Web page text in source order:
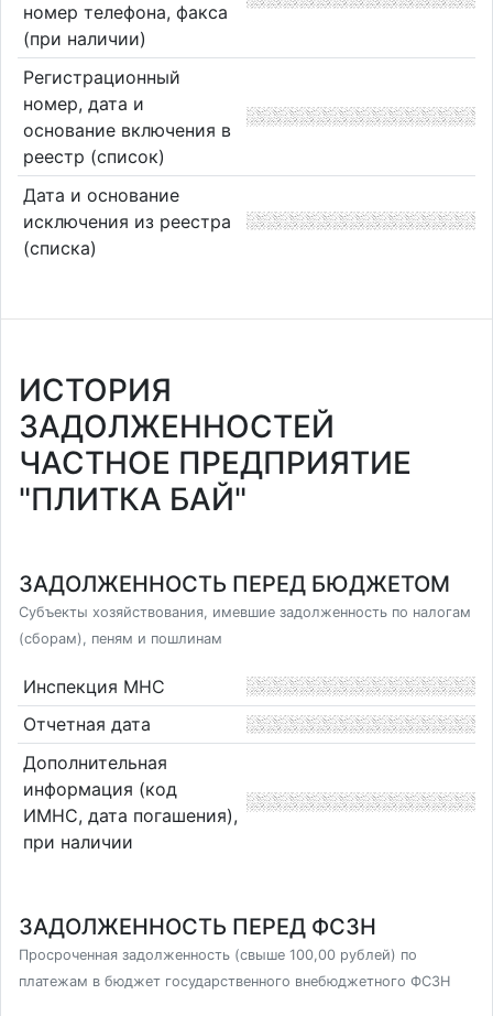
номер телефона, факса
(при наличии)
Регистрационный
номер, дата и
основание включения в
реестр (список)
Дата и основание
исключения из реестра
(списка)
ИСТОРИЯ
ЗАДОЛЖЕННОСТЕЙ
ЧАСТНОЕ ПРЕДПРИЯТИЕ
"ПЛИТКА БАЙ"
ЗАДОЛЖЕННОСТЬ ПЕРЕД БЮДЖЕТОМ
Субъекты хозяйствования, имевшие задолженность по налогам
(сборам), пеням и пошлинам
Инспекция МНС
Отчетная дата
Дополнительная
информация (код
ИМНС, дата погашения),
при наличии
ЗАДОЛЖЕННОСТЬ ПЕРЕД ФСЗН
Просроченная задолженность (свыше 100,00 рублей) по
платежам в бюджет государственного внебюджетного ФСЗН